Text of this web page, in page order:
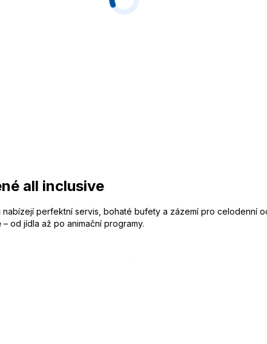
all inclusive
perfektní servis, bohaté bufety a zázemí pro celodenní
od jídla až po animační programy.